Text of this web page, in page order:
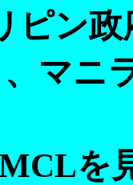
ピン
マニ
を